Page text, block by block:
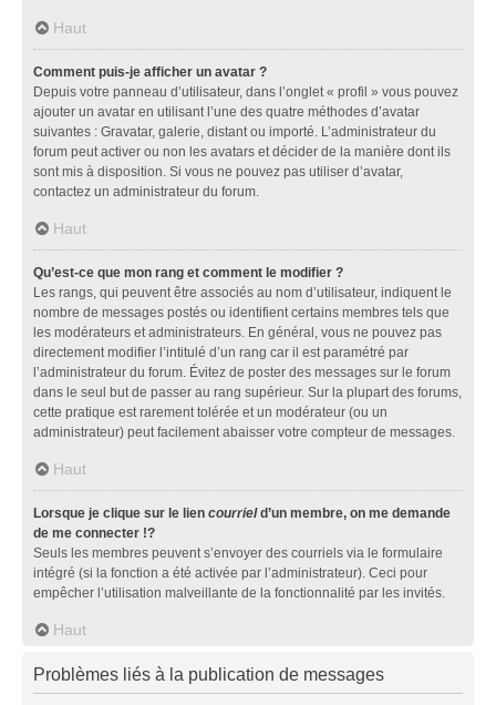
Haut
Comment puis-je afficher un avatar ?
Depuis votre panneau d’utilisateur, dans l’onglet « profil » vous pouvez
ajouter un avatar en utilisant l’une des quatre méthodes d’avatar
suivantes : Gravatar, galerie, distant ou importé. L’administrateur du
forum peut activer ou non les avatars et décider de la manière dont ils
sont mis à disposition. Si vous ne pouvez pas utiliser d’avatar,
contactez un administrateur du forum.
Haut
Qu’est-ce que mon rang et comment le modifier ?
Les rangs, qui peuvent être associés au nom d’utilisateur, indiquent le
nombre de messages postés ou identifient certains membres tels que
les modérateurs et administrateurs. En général, vous ne pouvez pas
directement modifier l’intitulé d’un rang car il est paramétré par
l’administrateur du forum. Évitez de poster des messages sur le forum
dans le seul but de passer au rang supérieur. Sur la plupart des forums,
cette pratique est rarement tolérée et un modérateur (ou un
administrateur) peut facilement abaisser votre compteur de messages.
Haut
Lorsque je clique sur le lien courrield’un membre, on me demande
de me connecter !?
Seuls les membres peuvent s’envoyer des courriels via le formulaire
intégré (si la fonction a été activée par l’administrateur). Ceci pour
empêcher l’utilisation malveillante de la fonctionnalité par les invités.
Haut
Problèmes liés à la publication de messages